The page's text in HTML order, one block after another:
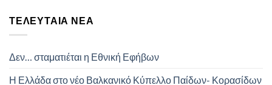
ΤΕΛΕΥΤΑΊΑ ΝΈΑ
Δεν… σταματιέται η Εθνική Εφήβων
Η Ελλάδα στο νέο Βαλκανικό Κύπελλο Παίδων- Κορασίδων